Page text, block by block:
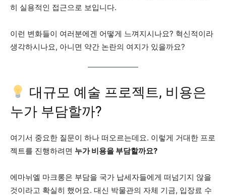
히 실용적인 접근으로 보입니다.
이런 변화들이 여러분에겐 어떻게 느껴지시나요? 혁신적이라
생각하시나요, 아니면 약간 논란의 여지가 있을까요?
대규모 예술 프로젝트, 비용은
누가 부담할까?
여기서 중요한 질문이 하나 떠오르는데요. 이렇게 거대한 프로
젝트를 진행하려면 누가 비용을 부담할까요?
에마뉘엘 마크롱은 부담을 국가 납세자들에게 떠넘기지 않을
것이라고 확실히 했어요. 대신 박물관의 자체 기금, 입장료 수